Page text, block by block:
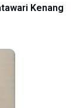
Kenang